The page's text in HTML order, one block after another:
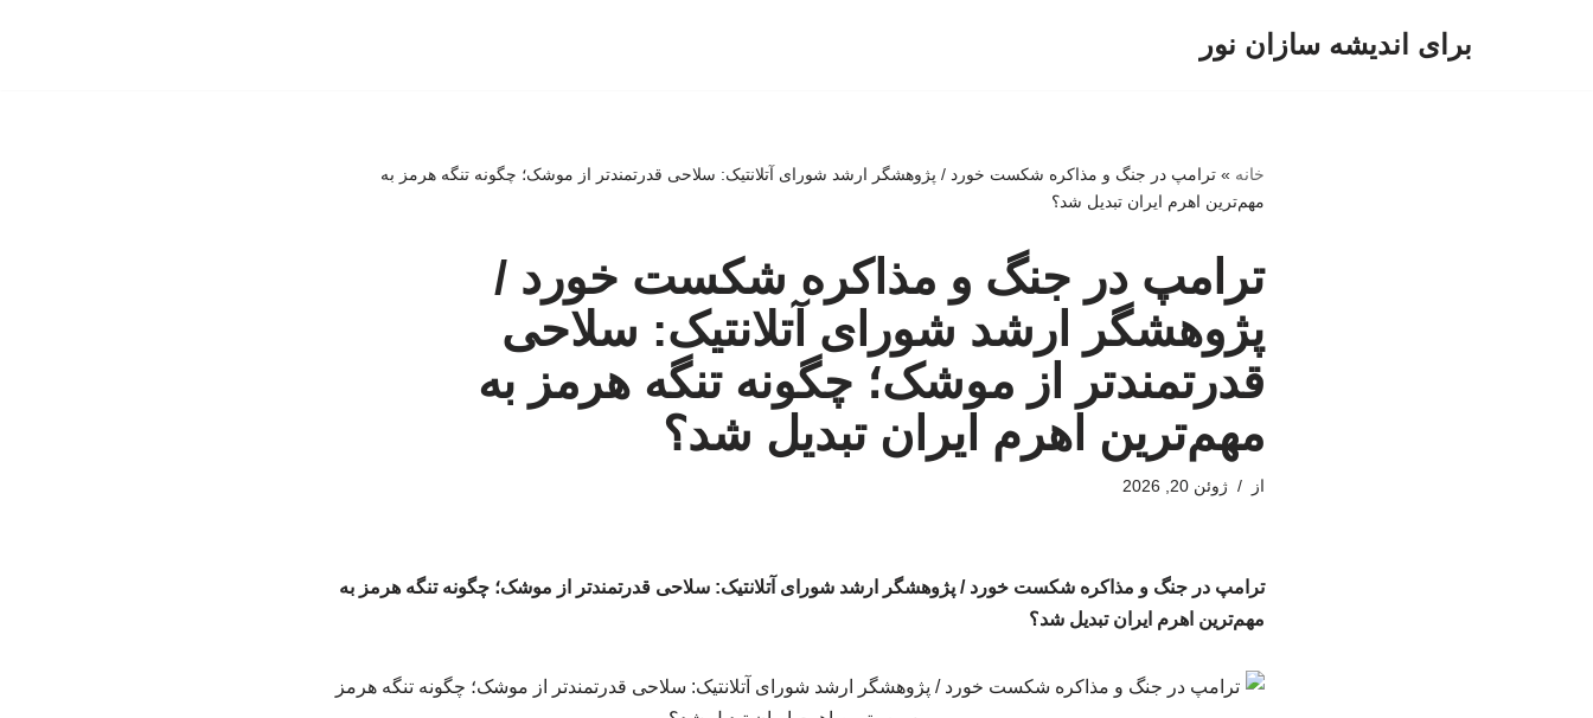
برای اندیشه سازان نور
خانه »ترامپ در جنگ و مذاکره شکست خورد / پژوهشگر ارشد شورای آتلانتیک: سلاحی قدرتمندتر از موشک؛ چگونه تنگه هرمز به
مهم‌ترین اهرم ایران تبدیل شد؟
ترامپ در جنگ و مذاکره شکست خورد /
پژوهشگر ارشد شورای آتلانتیک: سلاحی
قدرتمندتر از موشک؛ چگونه تنگه هرمز به
مهم‌ترین اهرم ایران تبدیل شد؟
از ژوئن 20, 2026
ترامپ در جنگ و مذاکره شکست خورد / پژوهشگر ارشد شورای آتلانتیک: سلاحی قدرتمندتر از موشک؛ چگونه تنگه هرمز به
مهم‌ترین اهرم ایران تبدیل شد؟